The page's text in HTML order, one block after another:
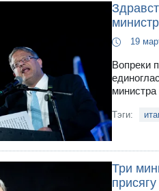
19
Вопреки
министра
Тэги:
Три